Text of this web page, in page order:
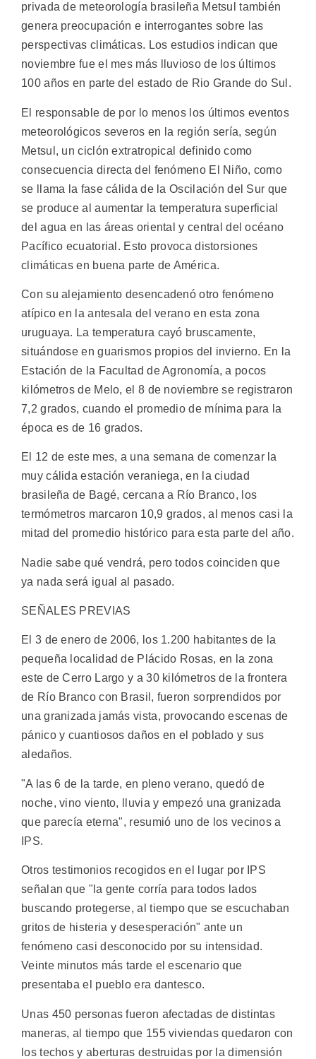
privada de meteorología brasileña Metsul también
genera preocupación e interrogantes sobre las
perspectivas climáticas. Los estudios indican que
noviembre fue el mes más lluvioso de los últimos
100 años en parte del estado de Rio Grande do Sul.
El responsable de por lo menos los últimos eventos
meteorológicos severos en la región sería, según
Metsul, un ciclón extratropical definido como
consecuencia directa del fenómeno El Niño, como
se llama la fase cálida de la Oscilación del Sur que
se produce al aumentar la temperatura superficial
del agua en las áreas oriental y central del océano
Pacífico ecuatorial. Esto provoca distorsiones
climáticas en buena parte de América.
Con su alejamiento desencadenó otro fenómeno
atípico en la antesala del verano en esta zona
uruguaya. La temperatura cayó bruscamente,
situándose en guarismos propios del invierno. En la
Estación de la Facultad de Agronomía, a pocos
kilómetros de Melo, el 8 de noviembre se registraron
7,2 grados, cuando el promedio de mínima para la
época es de 16 grados.
El 12 de este mes, a una semana de comenzar la
muy cálida estación veraniega, en la ciudad
brasileña de Bagé, cercana a Río Branco, los
termómetros marcaron 10,9 grados, al menos casi la
mitad del promedio histórico para esta parte del año.
Nadie sabe qué vendrá, pero todos coinciden que
ya nada será igual al pasado.
SEÑALES PREVIAS
El 3 de enero de 2006, los 1.200 habitantes de la
pequeña localidad de Plácido Rosas, en la zona
este de Cerro Largo y a 30 kilómetros de la frontera
de Río Branco con Brasil, fueron sorprendidos por
una granizada jamás vista, provocando escenas de
pánico y cuantiosos daños en el poblado y sus
aledaños.
"A las 6 de la tarde, en pleno verano, quedó de
noche, vino viento, lluvia y empezó una granizada
que parecía eterna", resumió uno de los vecinos a
IPS.
Otros testimonios recogidos en el lugar por IPS
señalan que "la gente corría para todos lados
buscando protegerse, al tiempo que se escuchaban
gritos de histeria y desesperación" ante un
fenómeno casi desconocido por su intensidad.
Veinte minutos más tarde el escenario que
presentaba el pueblo era dantesco.
Unas 450 personas fueron afectadas de distintas
maneras, al tiempo que 155 viviendas quedaron con
los techos y aberturas destruidas por la dimensión